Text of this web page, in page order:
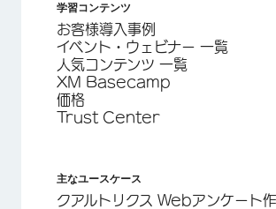
学習コンテンツ
お客様導入事例
イベント・ウェビナー 一覧
人気コンテンツ 一覧
XM Basecamp
価格
Trust Center
主なユースケース
クアルトリクス Webアンケート